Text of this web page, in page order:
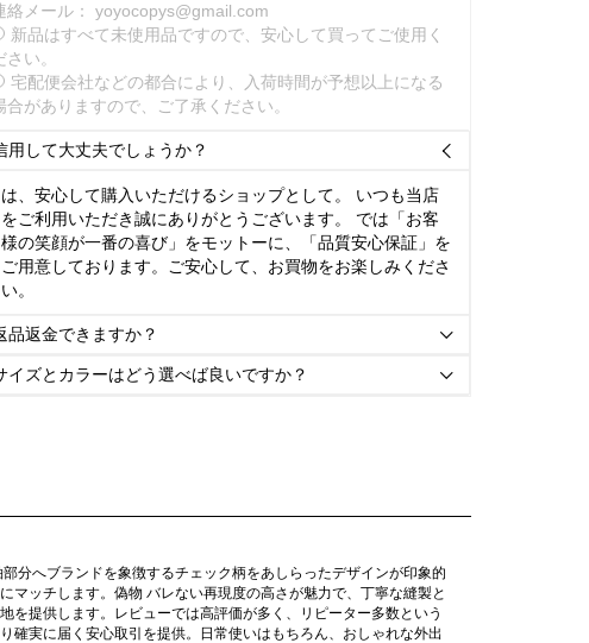
絡メール： yoyocopys@gmail.com
新品はすべて未使用品ですので、安心して買ってご使用く
さい。
宅配便会社などの都合により、入荷時間が予想以上になる
合がありますので、ご了承ください。
用して大丈夫でしょうか？ 
は、安心して購入いただけるショップとして。 いつも当店
をご利用いただき誠にありがとうございます。 では「お客
様の笑顔が一番の喜び」をモットーに、「品質安心保証」を
ご用意しております。ご安心して、お買物をお楽しみくださ
い。
品返金できますか？ 
イズとカラーはどう選べば良いですか？ 
分へブランドを象徴するチェック柄をあしらったデザインが印象的
ッチします。偽物 バレない再現度の高さが魅力で、丁寧な縫製と
提供します。レビューでは高評価が多く、リピーター多数という
確実に届く安心取引を提供。日常使いはもちろん、おしゃれな外出